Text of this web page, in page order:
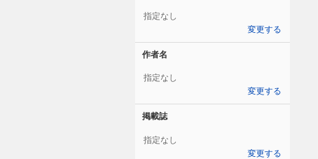
指定なし
変更する
作者名
指定なし
変更する
掲載誌
指定なし
変更する